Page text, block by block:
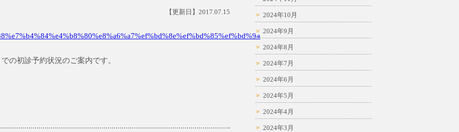
【更新日】2017.07.15
の初診予約状況のご案内です。
2024年10月
2024年9月
2024年8月
2024年7月
2024年6月
2024年5月
2024年4月
2024年3月